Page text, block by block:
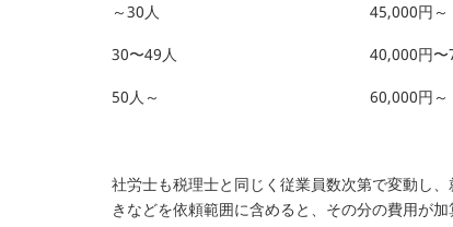
～30人 45,000円～
30〜49人 40,000円〜
50人～ 60,000円～
社労士も税理士と同じく従業員数次第で変動し
きなどを依頼範囲に含めると、その分の費用が加